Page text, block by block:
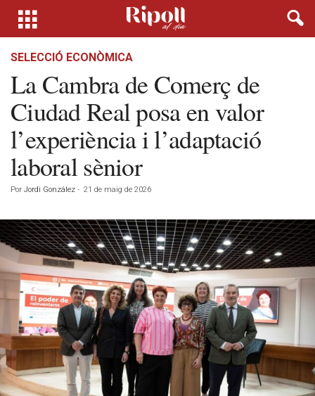
SELECCIÓ ECONÒMICA
La Cambra de Comerç de
Ciudad Real posa en valor
l’experiència i l’adaptació
laboral sènior
Por Jordi González - 21 de maig de 2026